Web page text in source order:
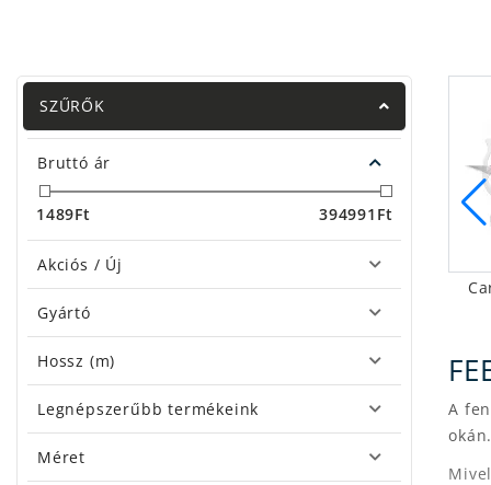
SZŰRŐK
Bruttó ár
1489Ft Ft
394991
Akciós / Új
Gyártó
Hossz (m)
Legnépszerűbb termékeink
Méret
feeder bot By Döme feeder bot
A